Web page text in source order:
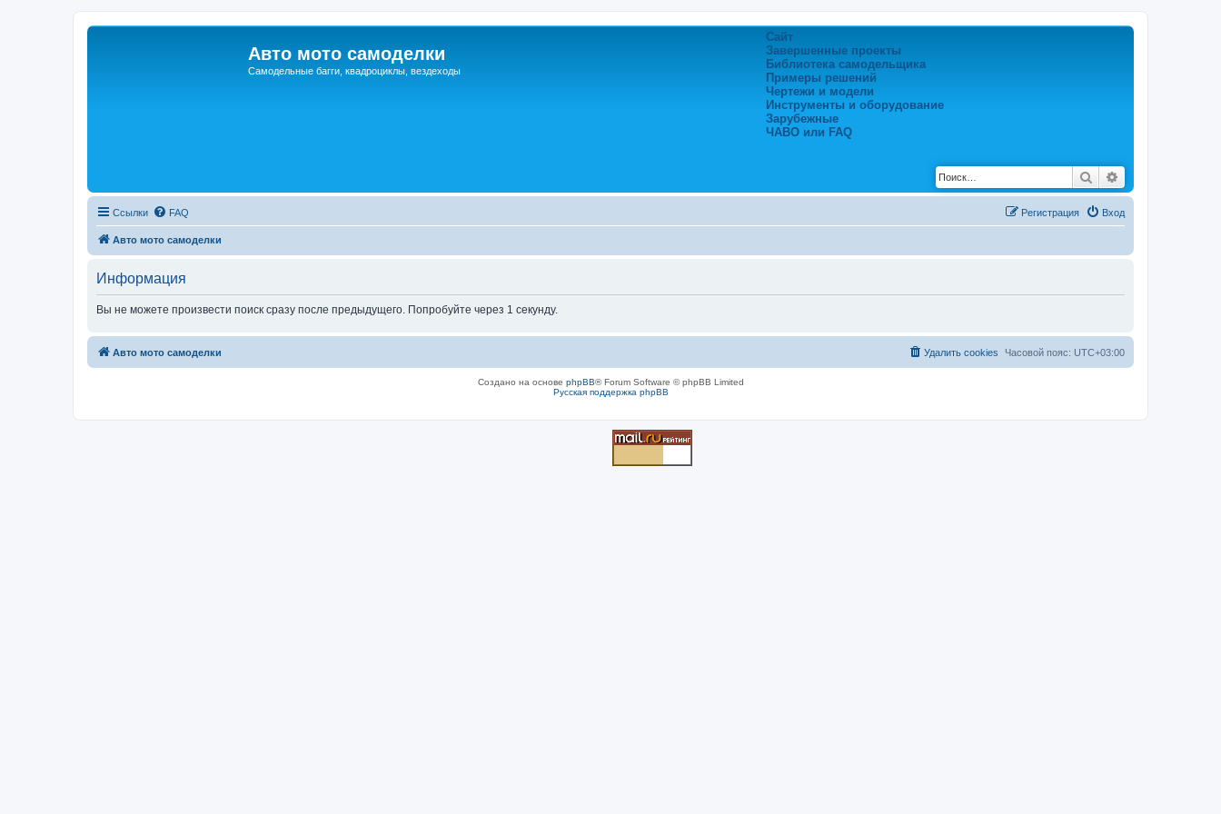
Авто мото самоделки
Самодельные багги, квадроциклы, вездеходы
Сайт
Завершенные проекты
Библиотека самодельщика
Примеры решений
Чертежи и модели
Инструменты и оборудование
Зарубежные
ЧАВО или FAQ
Поиск
Ссылки FAQ Вход
Регистрация
Авто мото самоделки
Информация
Вы не можете произвести поиск сразу после предыдущего. Попробуйте через 1 секунду.
Авто мото самоделки Часовой пояс: UTC+03:00
Удалить cookies
Создано на основе phpBB® Forum Software © phpBB Limited
Русская поддержка phpBB